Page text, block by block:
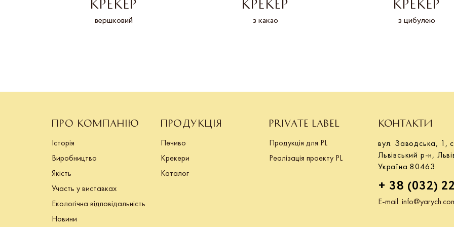
КРЕКЕР
вершковий
КРЕКЕР
з какао
КРЕКЕР
з цибулею
ПРО КОМПАНІЮ
Історія
Виробництво
Якість
Участь у виставках
Екологічна відповідальність
Новини
ПРОДУКЦІЯ
Печиво
Крекери
Каталог
PRIVATE LABEL
Продукція для PL
Реалізація проекту PL
КОНТАКТИ
вул. Заводська, 1,
Львівський р-н,
Україна 80463
+ 38 (032)
E-mail: